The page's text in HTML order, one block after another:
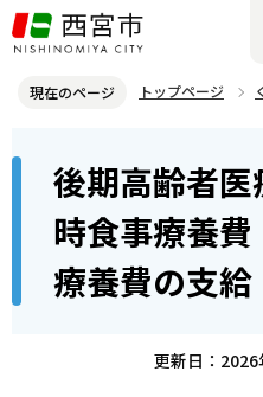
こ
の
ジ
す
現在のページ トップページ
後期高齢者医療制度の入院時食事
ら
後期高齢者
時食事療養
療養費の支給
更新日：2026